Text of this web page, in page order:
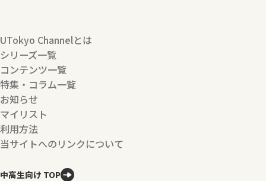
UTokyo Channelとは
シリーズ一覧
コンテンツ一覧
特集・コラム一覧
お知らせ
マイリスト
利用方法
当サイトへのリンクについて
中高生向け TOP